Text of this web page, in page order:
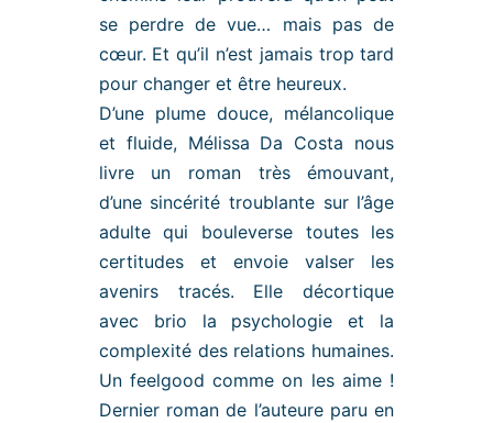
se perdre de vue… mais pas de
cœur. Et qu’il n’est jamais trop tard
pour changer et être heureux.
D’une plume douce, mélancolique
et fluide, Mélissa Da Costa nous
livre un roman très émouvant,
d’une sincérité troublante sur l’âge
adulte qui bouleverse toutes les
certitudes et envoie valser les
avenirs tracés. Elle décortique
avec brio la psychologie et la
complexité des relations humaines.
Un feelgood comme on les aime !
Dernier roman de l’auteure paru en